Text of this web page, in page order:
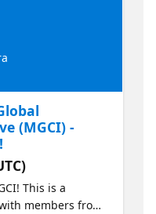
(MGCI) -
This is a
members from